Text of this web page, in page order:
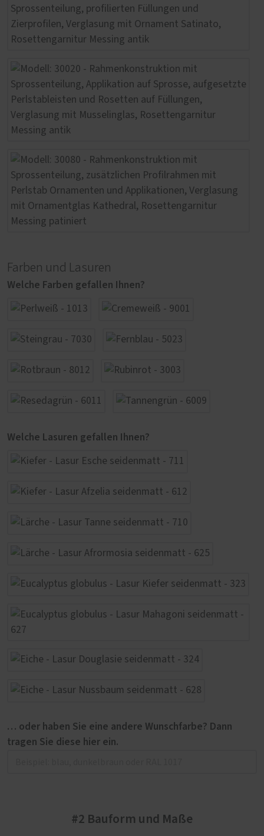
Farben und Lasuren
Welche Farben gefallen Ihnen?
Welche Lasuren gefallen Ihnen?
… oder haben Sie eine andere Wunschfarbe? Dann
tragen Sie diese hier ein.
#2 Bauform und Maße